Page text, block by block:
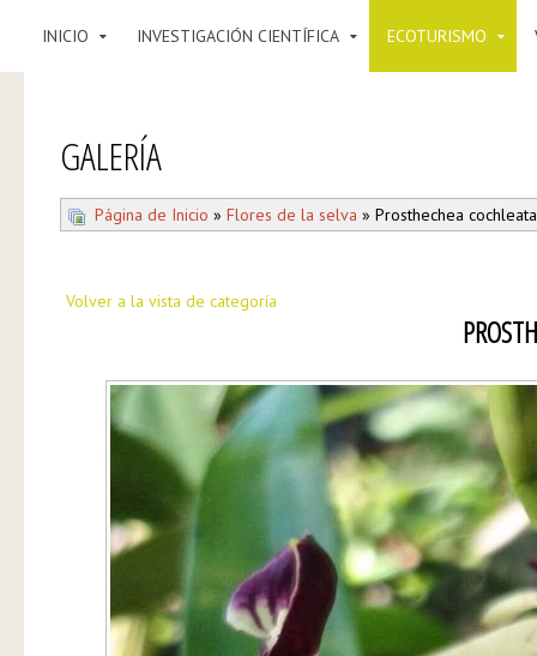
INICIO INVESTIGACIÓN CIENTÍFICA ECOTURISMO
GALERÍA
Página de Inicio » Flores de la selva » Prosthechea cochleata
Volver a la vista de categoría